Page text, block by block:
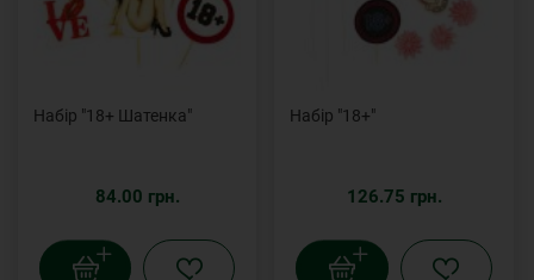
Набір "18+ Шатенка"
84.00 грн.
Набір "18+"
126.75 грн.